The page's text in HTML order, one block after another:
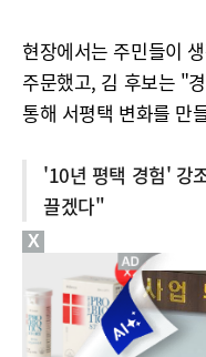
현장에서는 주민들이
주문했고, 김 후보는 "
통해 서평택 변화를 만
'10년 평택 경험' 강
끌겠다"
X